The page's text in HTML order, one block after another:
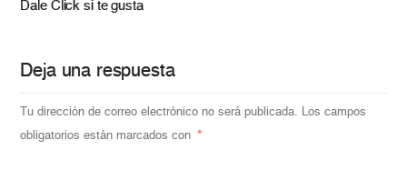
Dale Click si te gusta
Deja una respuesta
Tu dirección de correo electrónico no será publicada. Los campos
obligatorios están marcados con
*